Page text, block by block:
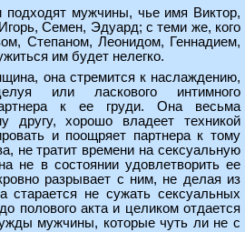
подходят мужчины, чье имя Виктор,
Семен, Эдуард; с теми же, кого
Степаном, Леонидом, Геннадием,
им будет нелегко.
она стремится к наслаждению,
или ласкового интимного
к ее груди. Она весьма
другу, хорошо владеет техникой
и поощряет партнера к тому
не тратит времени на сексуальную
не в состоянии удовлетворить ее
разрывает с ним, не делая из
старается не сужать сексуальных
полового акта и целиком отдается
мужчины, которые чуть ли не с